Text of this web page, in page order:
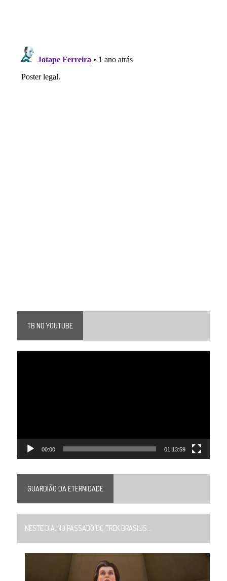
TB NO YOUTUBE
00:00 01:13:59
GUARDIÃO DA ETERNIDADE
NESTE DIA, NO PASSADO DO TREK BRASILIS...